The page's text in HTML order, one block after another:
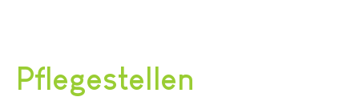
Pflegestellen